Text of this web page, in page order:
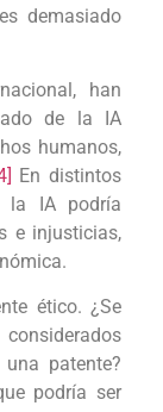
demasiado
han
de la IA
humanos,
En distintos
la IA podría
e injusticias,
ético. ¿Se
patente?
podría ser